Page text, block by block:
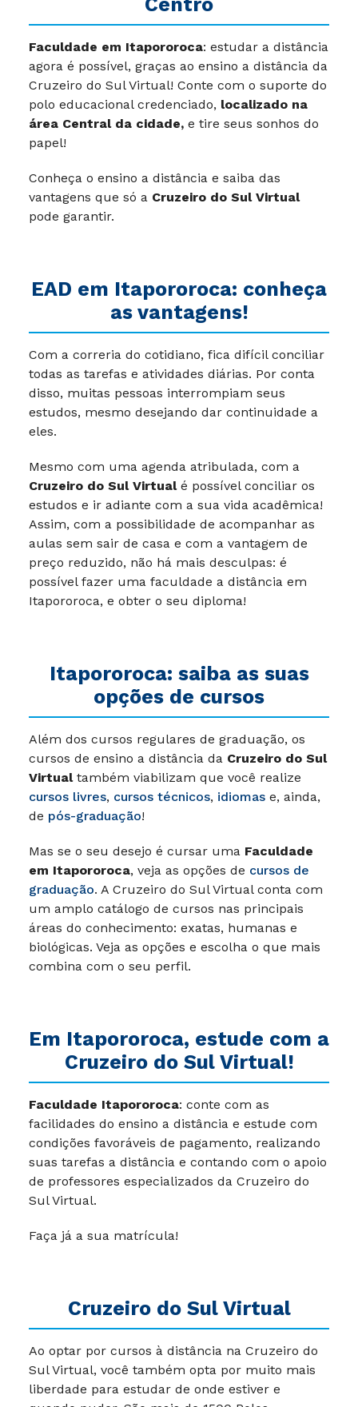
Faculdade em Itapororoca –
Centro
Faculdade em Itapororoca
: estudar a distância
agora é possível, graças ao ensino a distância da
Cruzeiro do Sul Virtual! Conte com o suporte do
polo educacional credenciado, localizado na
área Central da cidade,e tire seus sonhos do
papel!
pode garantir.
EAD em Itapororoca: conheça
as vantagens!
Com a correria do cotidiano, fica difícil conciliar
disso, muitas pessoas interrompiam seus
estudos, mesmo desejando dar continuidade a
eles.
Mesmo com uma agenda atribulada, com a
Cruzeiro do Sul Virtual
é possível conciliar os
estudos e ir adiante com a sua vida acadêmica!
Assim, com a possibilidade de acompanhar as
aulas sem sair de casa e com a vantagem de
Itapororoca, e obter o seu diploma!
Itapororoca: saiba as suas
opções de cursos
Além dos cursos regulares de graduação, os
cursos de ensino a distância da
Virtual também viabilizam que você realize
cursos livres,cursos técnicos,idiomase, ainda,
depós-graduação!
Mas se o seu desejo é cursar uma Faculdade
em Itapororoca
, veja as opções de
graduação
. A Cruzeiro do Sul Virtual conta com
um amplo catálogo de cursos nas principais
combina com o seu perfil.
Em Itapororoca, estude com a
Cruzeiro do Sul Virtual!
Faculdade Itapororoca
: conte com as
facilidades do ensino a distância e estude com
suas tarefas a distância e contando com o apoio
Faça já a sua matrícula!
Cruzeiro do Sul Virtual